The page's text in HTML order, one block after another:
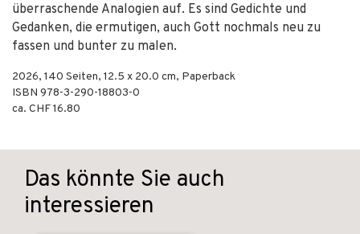
überraschende Analogien auf. Es sind Gedichte und
Gedanken, die ermutigen, auch Gott nochmals neu zu
fassen und bunter zu malen.
2026, 140 Seiten, 12.5 x 20.0 cm, Paperback
ISBN 978-3-290-18803-0
ca. CHF 16.80
Das könnte Sie auch
interessieren